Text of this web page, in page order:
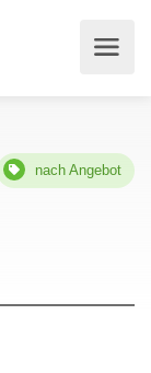
nach Angebot